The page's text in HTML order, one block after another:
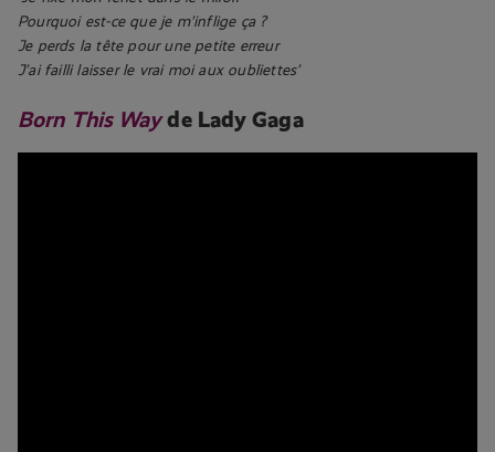
Pourquoi est-ce que je m’inflige ça ?
Je perds la tête pour une petite erreur
J’ai failli laisser le vrai moi aux oubliettes’
Born This Wayde Lady Gaga